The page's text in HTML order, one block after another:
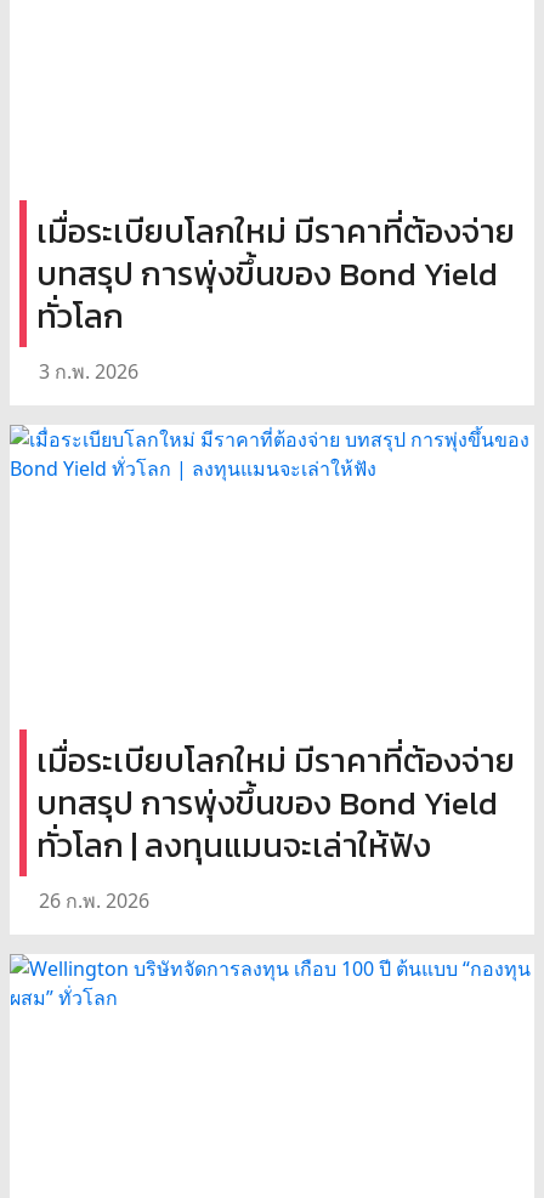
เมื่อระเบียบโลกใหม่ มีราคาที่ต้องจ่าย
บทสรุป การพุ่งขึ้นของ Bond Yield
ทั่วโลก
3 ก.พ. 2026
เมื่อระเบียบโลกใหม่ มีราคาที่ต้องจ่าย
บทสรุป การพุ่งขึ้นของ Bond Yield
ทั่วโลก | ลงทุนแมนจะเล่าให้ฟัง
26 ก.พ. 2026